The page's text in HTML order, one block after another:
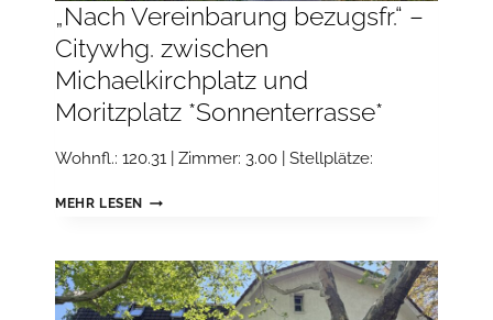
„Nach Vereinbarung bezugsfr.“ –
Citywhg. zwischen
Michaelkirchplatz und
Moritzplatz *Sonnenterrasse*
Wohnfl.: 120.31 | Zimmer: 3.00 | Stellplätze:
MEHR LESEN
„NACH
–
CITYWHG.
ZWISCHEN